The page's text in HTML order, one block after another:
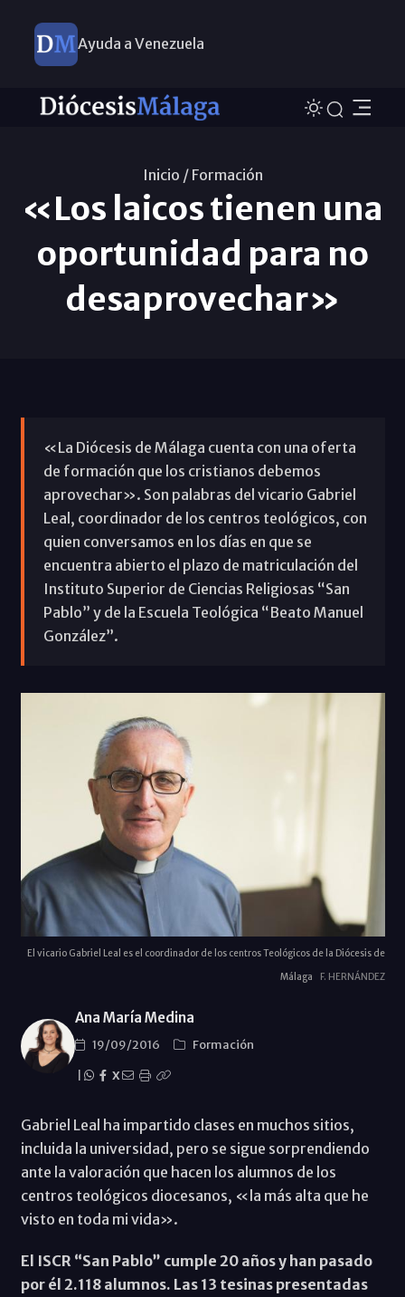
Ayuda a Venezuela
Inicio / Formación
«Los laicos tienen una
oportunidad para no
desaprovechar»
«La Diócesis de Málaga cuenta con una oferta
de formación que los cristianos debemos
aprovechar». Son palabras del vicario Gabriel
Leal, coordinador de los centros teológicos, con
quien conversamos en los días en que se
encuentra abierto el plazo de matriculación del
Instituto Superior de Ciencias Religiosas “San
Pablo” y de la Escuela Teológica “Beato Manuel
González”.
El vicario Gabriel Leal es el coordinador de los centros Teológicos de la Diócesis de
Málaga
F. HERNÁNDEZ
Ana María Medina
19/09/2016
Formación
X
Gabriel Leal ha impartido clases en muchos sitios,
incluida la universidad, pero se sigue sorprendiendo
ante la valoración que hacen los alumnos de los
centros teológicos diocesanos, «la más alta que he
visto en toda mi vida».
El ISCR “San Pablo” cumple 20 años y han pasado
por él 2.118 alumnos. Las 13 tesinas presentadas